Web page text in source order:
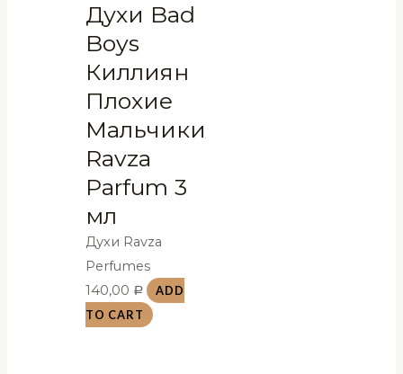
Духи Bad
Boys
Киллиян
Плохие
Мальчики
Ravza
Parfum 3
мл
Духи Ravza
Perfumes
140,00 Р
ADD
TO CART